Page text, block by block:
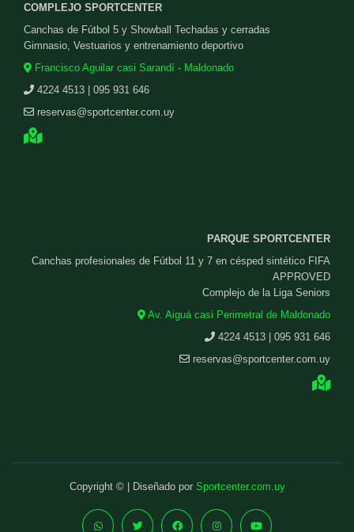
COMPLEJO SPORTCENTER
Canchas de Fútbol 5 y Showball Techadas y cerradas
Gimnasio, Vestuarios y entrenamiento deportivo
Francisco Aguilar casi Sarandí - Maldonado
4224 4513 | 095 931 646
reservas@sportcenter.com.uy
PARQUE SPORTCENTER
Canchas profesionales de Fútbol 11 y 7 en césped sintético FIFA
APPROVED
Complejo de la Liga Seniors
Av. Aiguá casi Perimetral de Maldonado
4224 4513 | 095 931 646
reservas@sportcenter.com.uy
Copyright © | Diseñado por Sportcenter.com.uy